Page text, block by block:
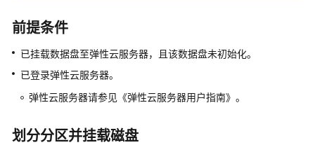
参
考
常
问
前提条件
已挂载数据盘至弹性云服务器，且该数据盘未初始化。
已登录弹性云服务器。
弹性云服务器请参见《弹性云服务器用户指南》。
划分分区并挂载磁盘